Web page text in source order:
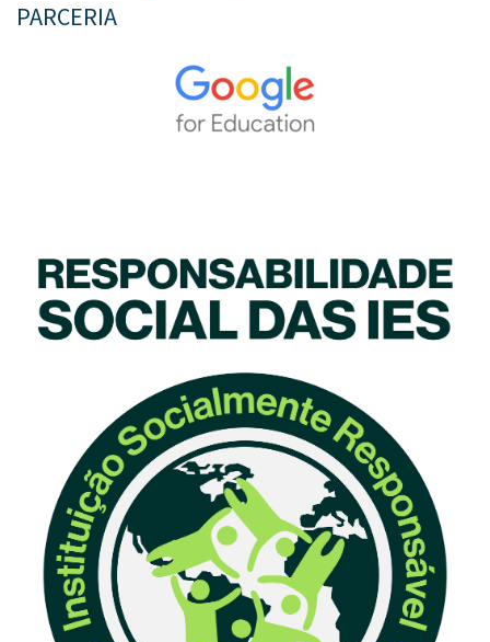
PARCERIA